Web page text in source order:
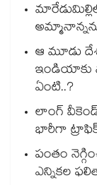
ఆ మూడు
ఇండియాకు
ఏంటి..?
లాంగ్ వీకెండ్
భారీగా
పంతం
ఎన్నికల